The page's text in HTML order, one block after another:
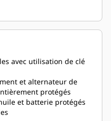
vers l'extérieur de
avec utilisation de clé
et alternateur de
protégés
et batterie protégés